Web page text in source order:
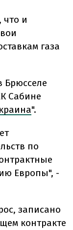
что и
газа
Брюсселе
Сабине
".
по
Европы", -
записано
контракте